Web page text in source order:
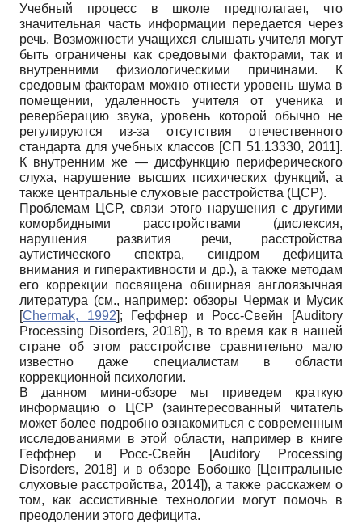
Учебный процесс в школе предполагает, что
значительная часть информации передается через
речь. Возможности учащихся слышать учителя могут
быть ограничены как средовыми факторами, так и
внутренними физиологическими причинами. К
средовым факторам можно отнести уровень шума в
помещении, удаленность учителя от ученика и
реверберацию звука, уровень которой обычно не
регулируются из-за отсутствия отечественного
стандарта для учебных классов [СП 51.13330, 2011].
К внутренним же — дисфункцию периферического
слуха, нарушение высших психических функций, а
также центральные слуховые расстройства (ЦСР).
Проблемам ЦСР, связи этого нарушения с другими
коморбидными расстройствами (дислексия,
нарушения развития речи, расстройства
аутистического спектра, синдром дефицита
внимания и гиперактивности и др.), а также методам
его коррекции посвящена обширная англоязычная
литература (см., например: обзоры Чермак и Мусик
[Chermak, 1992]; Геффнер и Росс-Свейн [Auditory
Processing Disorders, 2018]), в то время как в нашей
стране об этом расстройстве сравнительно мало
известно даже специалистам в области
коррекционной психологии.
В данном мини-обзоре мы приведем краткую
информацию о ЦСР (заинтересованный читатель
может более подробно ознакомиться с современным
исследованиями в этой области, например в книге
Геффнер и Росс-Свейн
[Auditory Processing
Disorders, 2018] и в обзоре Бобошко [Центральные
слуховые расстройства, 2014]), а также расскажем о
том, как ассистивные технологии могут помочь в
преодолении этого дефицита.